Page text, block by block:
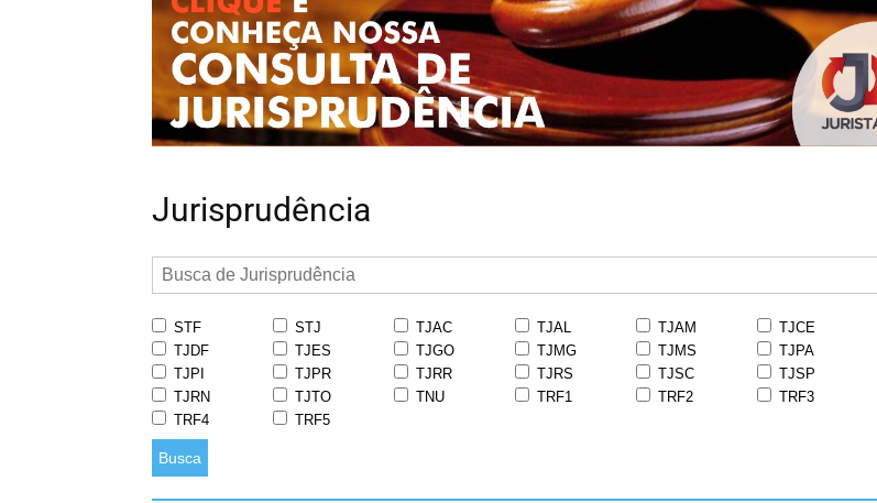
Jurisprudência
STF STJ TJAC TJAL TJAM
TJCE
TJDF
TJES TJGO TJMG TJMS
TJPA
TJPI
TJPR TJRR TJRS TJSC
TJSP
TJRN
TJTO TNU TRF1 TRF2
TRF3
TRF4
TRF5
Busca